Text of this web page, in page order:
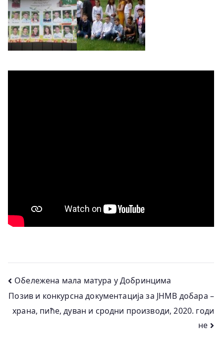
Кретање
чланка
Обележена мала матура у Добринцима
Позив и конкурсна документација за ЈНМВ добара –
храна, пиће, дуван и сродни производи, 2020. годи
не